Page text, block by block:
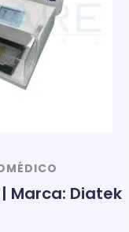
Marca: Diatek